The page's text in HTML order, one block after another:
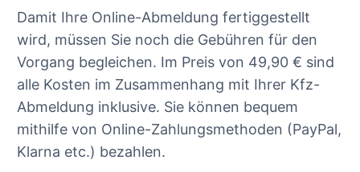
Damit Ihre Online-Abmeldung fertiggestellt
wird, müssen Sie noch die Gebühren für den
Vorgang begleichen. Im Preis von 49,90 € sind
alle Kosten im Zusammenhang mit Ihrer Kfz-
Abmeldung inklusive. Sie können bequem
mithilfe von Online-Zahlungsmethoden (PayPal,
Klarna etc.) bezahlen.